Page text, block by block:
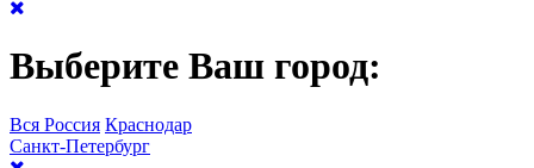
Выберите Ваш город:
Вся Россия Краснодар
Санкт-Петербург